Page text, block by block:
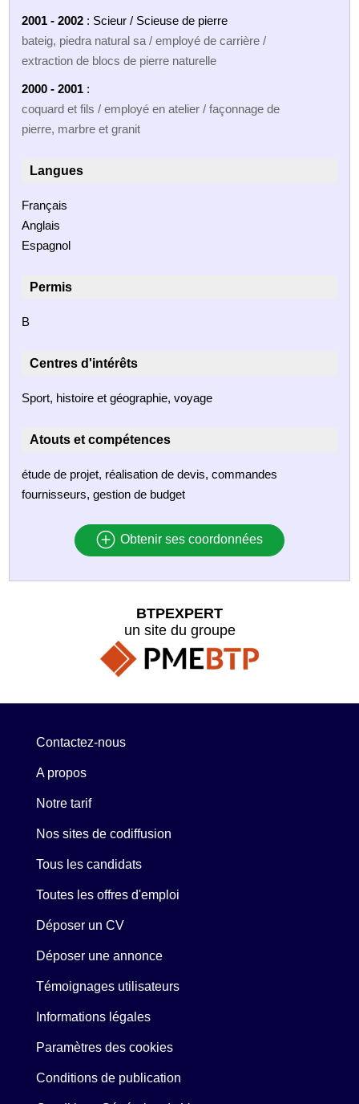
2001 - 2002 : Scieur / Scieuse de pierre
bateig, piedra natural sa / employé de carrière /
extraction de blocs de pierre naturelle
2000 - 2001 :
coquard et fils / employé en atelier / façonnage de
pierre, marbre et granit
Langues
Français
Anglais
Espagnol
Permis
B
Centres d'intérêts
Sport, histoire et géographie, voyage
Atouts et compétences
étude de projet, réalisation de devis, commandes
fournisseurs, gestion de budget
Obtenir ses coordonnées
BTPEXPERT
un site du groupe
Contactez-nous
A propos
Notre tarif
Nos sites de codiffusion
Tous les candidats
Toutes les offres d'emploi
Déposer un CV
Déposer une annonce
Témoignages utilisateurs
Informations légales
Paramètres des cookies
Conditions de publication